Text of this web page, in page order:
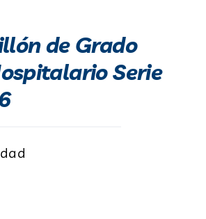
de Grado
Serie